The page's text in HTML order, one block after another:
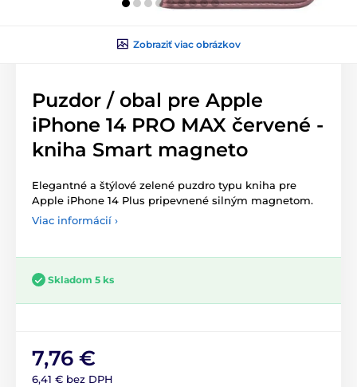
Zobraziť viac obrázkov
Puzdor / obal pre Apple
iPhone 14 PRO MAX červené -
kniha Smart magneto
Elegantné a štýlové zelené puzdro typu kniha pre
Apple iPhone 14 Plus pripevnené silným magnetom.
Viac informácií ›
Skladom 5 ks
7,76 €
6,41 € bez DPH